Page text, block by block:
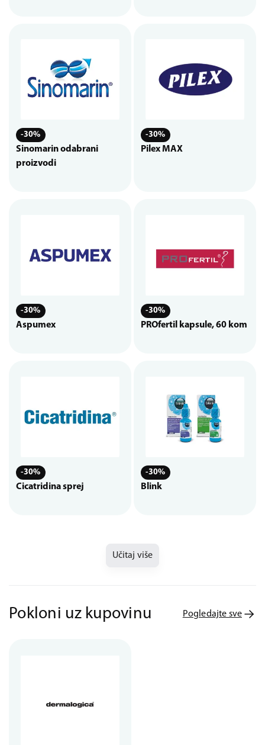
-30%
Sinomarin odabrani
proizvodi
-30%
Pilex MAX
-30%
Aspumex
-30%
PROfertil kapsule, 60 kom
-30%
Cicatridina sprej
-30%
Blink
Učitaj više
Pokloni uz kupovinu Pogledajte sve